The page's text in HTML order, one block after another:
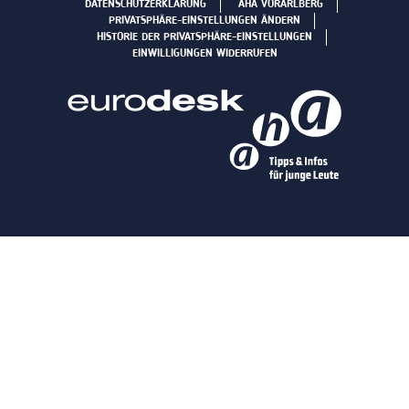
DATENSCHUTZERKLÄRUNG
AHA VORARLBERG
PRIVATSPHÄRE-EINSTELLUNGEN ÄNDERN
HISTORIE DER PRIVATSPHÄRE-EINSTELLUNGEN
EINWILLIGUNGEN WIDERRUFEN